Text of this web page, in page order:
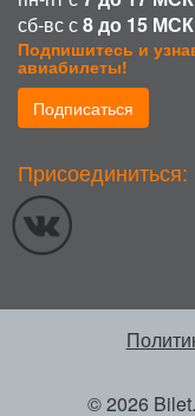
сб-вс с8 до 15 МСК
Подпишитесь и
авиабилеты!
Подписаться
Присоединиться:
© 2026
Продолжая использовать
файлов cookie,
тип и версия ОС; тип и
его экрана; источник
функционирования сайта,
данные обрабатывались,